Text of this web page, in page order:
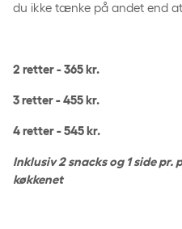
du ikke tænke på andet end
2 retter - 365 kr.
3 retter - 455 kr.
4 retter - 545 kr.
Inklusiv 2 snacks og 1 side pr.
køkkenet